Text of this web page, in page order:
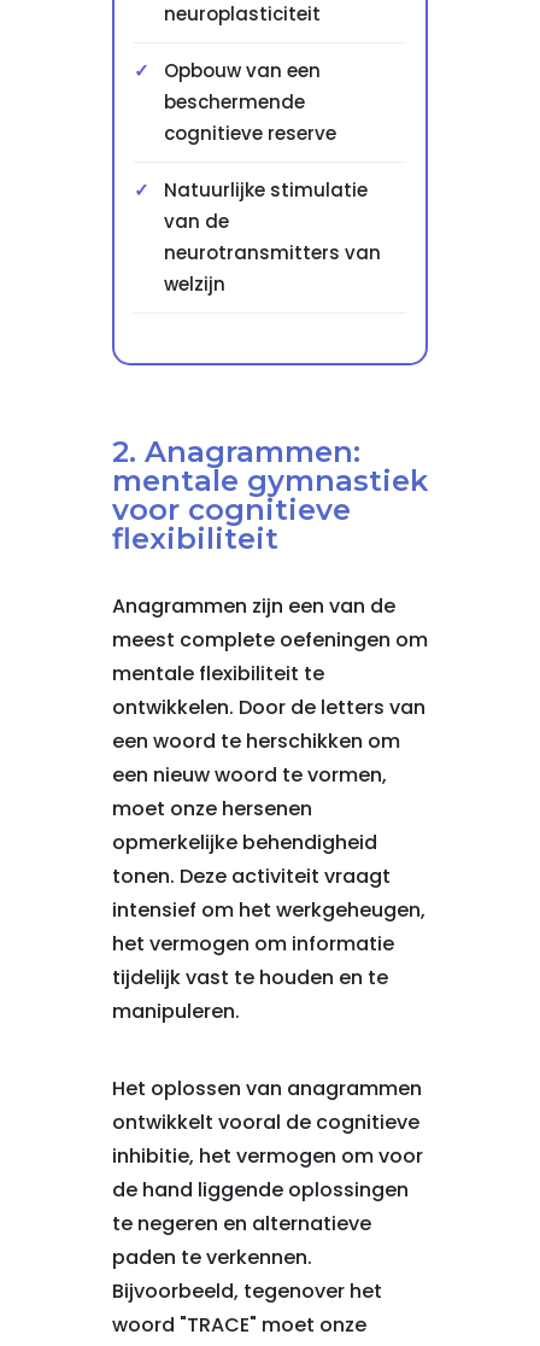
neuroplasticiteit
Opbouw van een
beschermende
cognitieve reserve
Natuurlijke stimulatie
van de
neurotransmitters van
welzijn
2. Anagrammen:
mentale gymnastiek
voor cognitieve
flexibiliteit
Anagrammen zijn een van de
meest complete oefeningen om
mentale flexibiliteit te
ontwikkelen. Door de letters van
een woord te herschikken om
een nieuw woord te vormen,
moet onze hersenen
opmerkelijke behendigheid
tonen. Deze activiteit vraagt
intensief om het werkgeheugen,
het vermogen om informatie
tijdelijk vast te houden en te
manipuleren.
Het oplossen van anagrammen
ontwikkelt vooral de cognitieve
inhibitie, het vermogen om voor
de hand liggende oplossingen
te negeren en alternatieve
paden te verkennen.
Bijvoorbeeld, tegenover het
woord "TRACE" moet onze